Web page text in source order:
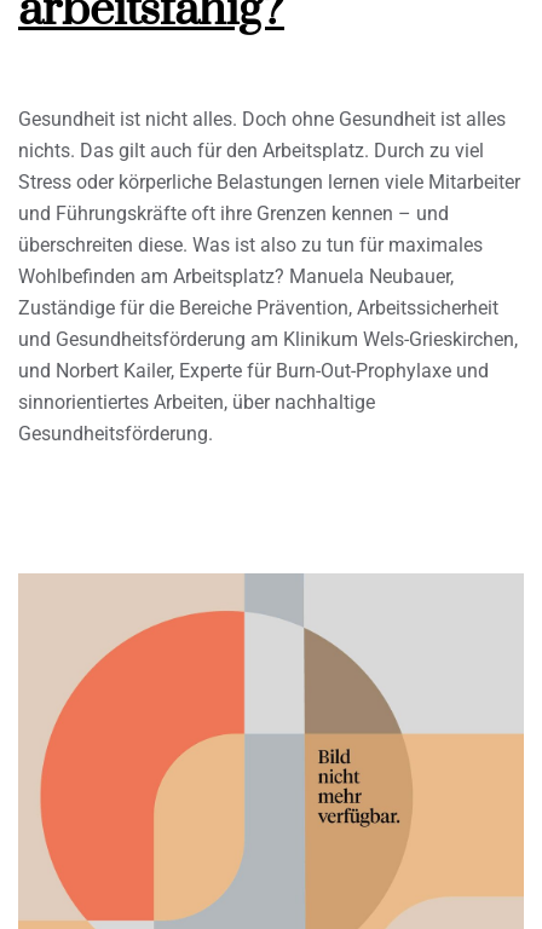
Gesundheit ist nicht alles. Doch ohne Gesundheit ist alles
nichts. Das gilt auch für den Arbeitsplatz. Durch zu viel
Stress oder körperliche Belastungen lernen viele Mitarbeiter
und Führungskräfte oft ihre Grenzen kennen – und
überschreiten diese. Was ist also zu tun für maximales
Wohlbefinden am Arbeitsplatz? Manuela Neubauer,
Zuständige für die Bereiche Prävention, Arbeitssicherheit
und Gesundheitsförderung am Klinikum Wels-Grieskirchen,
und Norbert Kailer, Experte für Burn-Out-Prophylaxe und
sinnorientiertes Arbeiten, über nachhaltige
Gesundheitsförderung.